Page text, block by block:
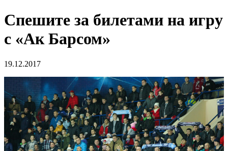
Спешите за билетами на игру
с «Ак Барсом»
19.12.2017